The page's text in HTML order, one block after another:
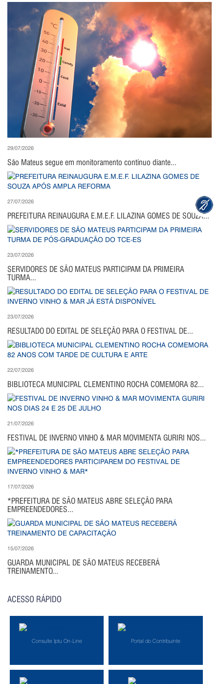
29/07/2026
São Mateus segue em monitoramento contínuo diante...
27/07/2026
PREFEITURA REINAUGURA E.M.E.F. LILAZINA GOMES DE SOUZA...
23/07/2026
SERVIDORES DE SÃO MATEUS PARTICIPAM DA PRIMEIRA
TURMA...
23/07/2026
RESULTADO DO EDITAL DE SELEÇÃO PARA O FESTIVAL DE...
22/07/2026
BIBLIOTECA MUNICIPAL CLEMENTINO ROCHA COMEMORA 82...
21/07/2026
FESTIVAL DE INVERNO VINHO & MAR MOVIMENTA GURIRI NOS...
17/07/2026
*PREFEITURA DE SÃO MATEUS ABRE SELEÇÃO PARA
EMPREENDEDORES...
15/07/2026
GUARDA MUNICIPAL DE SÃO MATEUS RECEBERÁ
TREINAMENTO...
ACESSO RÁPIDO
Consulte Iptu On-Line Portal do Contribuinte